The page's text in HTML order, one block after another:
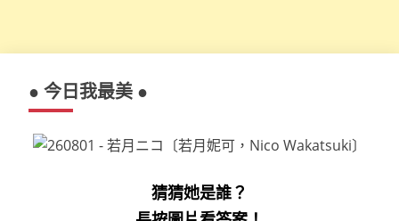
● 今日我最美 ●
猜猜她是誰？